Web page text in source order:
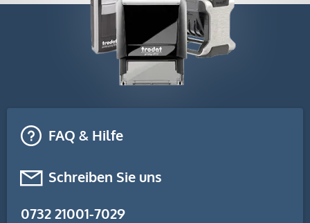
FAQ & Hilfe
Schreiben Sie uns
0732 21001-7029